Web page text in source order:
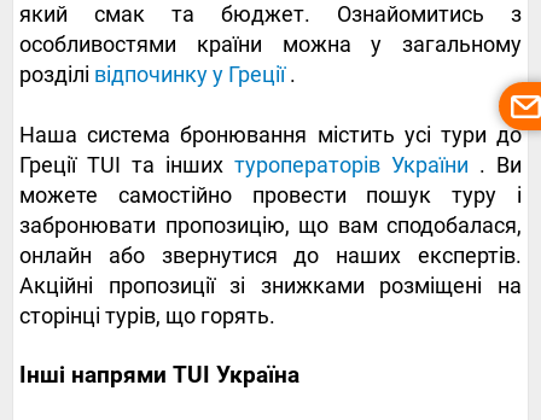
який смак та бюджет. Ознайомитись з
особливостями країни можна у загальному
розділі відпочинку у Греції.
Наша система бронювання містить усі тури до
Греції TUI та інших туроператорів України . Ви
можете самостійно провести пошук туру і
забронювати пропозицію, що вам сподобалася,
онлайн або звернутися до наших експертів.
Акційні пропозиції зі знижками розміщені на
сторінці турів, що горять.
Інші напрями TUI Україна